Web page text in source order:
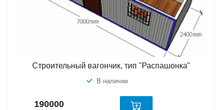
Строительный вагончик, тип "Распашонка"
В наличии
190000